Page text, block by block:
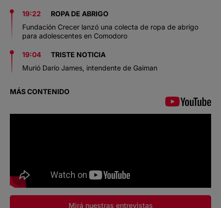
19:22
ROPA DE ABRIGO
Fundación Crecer lanzó una colecta de ropa de abrigo
para adolescentes en Comodoro
19:04
TRISTE NOTICIA
Murió Darío James, intendente de Gaiman
MÁS CONTENIDO
Mirá nuestras entrevistas